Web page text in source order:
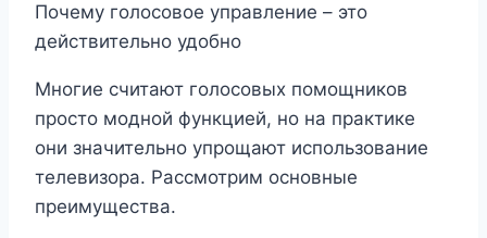
Почему голосовое управление – это
действительно удобно
Многие считают голосовых помощников
просто модной функцией, но на практике
они значительно упрощают использование
телевизора. Рассмотрим основные
преимущества.